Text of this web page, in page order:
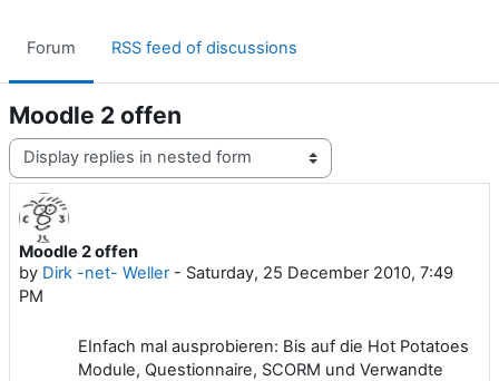
Forum RSS feed of discussions
Moodle 2 offen
Display mode
Moodle 2 offen
by Dirk -net- Weller- Saturday, 25 December 2010, 7:49
PM
Number of replies: 0
EInfach mal ausprobieren: Bis auf die Hot Potatoes
Module, Questionnaire, SCORM und Verwandte